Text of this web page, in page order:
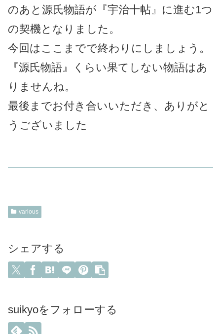
のあと源氏物語が『宇治十帖』に進む1つ
の契機となりました。
今回はここまでで終わりにしましょう。
『源氏物語』くらい果てしない物語はあ
りませんね。
最後までお付き合いいただき、ありがと
うございました
various
シェアする
suikyoをフォローする